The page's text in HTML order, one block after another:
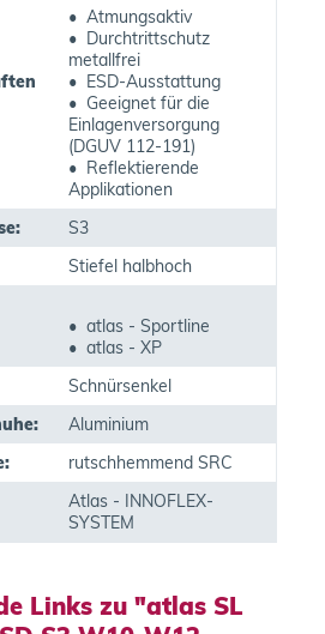
• Atmungsaktiv
• Durchtrittschutz
metallfrei
• ESD-Ausstattung
• Geeignet für die
Einlagenversorgung
(DGUV 112-191)
• Reflektierende
Applikationen
S3
Stiefel halbhoch
• atlas - Sportline
• atlas - XP
Schnürsenkel
Aluminium
rutschhemmend SRC
Atlas - INNOFLEX-
SYSTEM
Links zu "atlas SL